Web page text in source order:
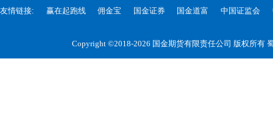
友情链接: 赢在起跑线 佣金宝 国金证券 国金道富 中国证监会
Copyright ©2018-2026 国金期货有限责任公司 版权所有